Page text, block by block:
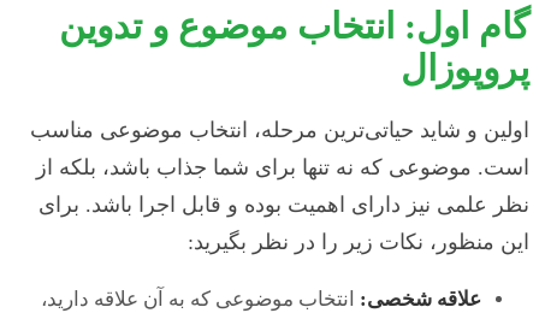
گام اول: انتخاب موضوع و تدوین
پروپوزال
اولین و شاید حیاتی‌ترین مرحله، انتخاب موضوعی مناسب
است. موضوعی که نه تنها برای شما جذاب باشد، بلکه از
نظر علمی نیز دارای اهمیت بوده و قابل اجرا باشد. برای
این منظور، نکات زیر را در نظر بگیرید:
علاقه شخصی: انتخاب موضوعی که به آن علاقه دارید،